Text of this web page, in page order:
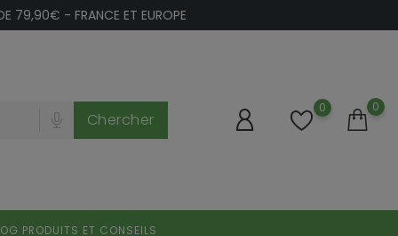
79,90€ - FRANCE ET EUROPE
Chercher
0 0
PRODUITS ET CONSEILS